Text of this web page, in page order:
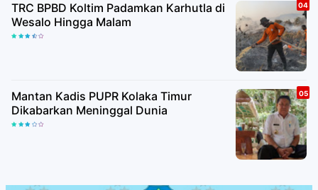
TRC BPBD Koltim Padamkan Karhutla di
Wesalo Hingga Malam
Mantan Kadis PUPR Kolaka Timur
Dikabarkan Meninggal Dunia